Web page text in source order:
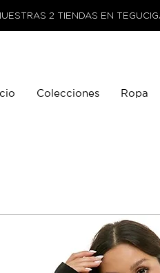
2 TIENDAS EN
Colecciones Ropa